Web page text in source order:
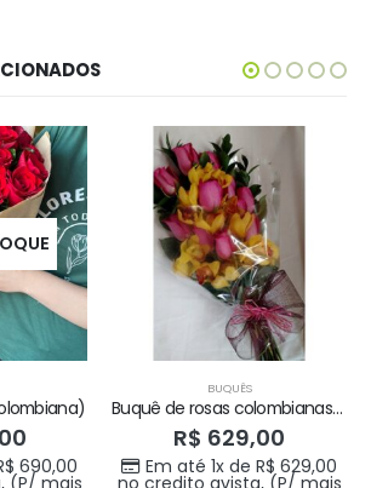
690,00
(P/ mais
BUQUÊS
Buquê de rosas colombianas + orquídea
R$ 629,00
Em até 1x de R$ 629,00
no credito avista, (P/ mais